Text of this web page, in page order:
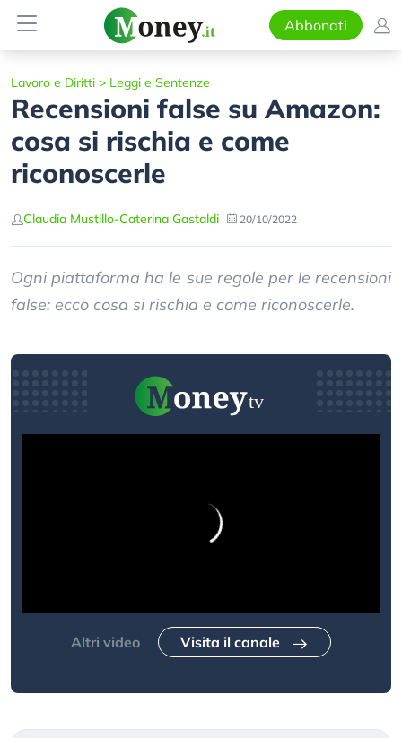
Abbonati
Lavoro e Diritti > Leggi e Sentenze
Recensioni false su Amazon:
cosa si rischia e come
riconoscerle
Claudia Mustillo-Caterina Gastaldi 20/10/2022
Ogni piattaforma ha le sue regole per le recensioni
false: ecco cosa si rischia e come riconoscerle.
Altri video Visita il canale